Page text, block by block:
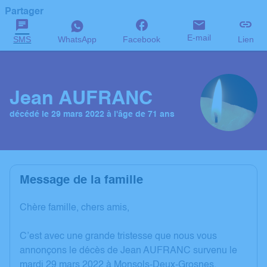
Partager
SMS WhatsApp Facebook E-mail Lien
Jean AUFRANC
décédé le 29 mars 2022 à l'âge de 71 ans
Message de la famille
Chère famille, chers amis,
C’est avec une grande tristesse que nous vous
annonçons le décès de Jean AUFRANC survenu le